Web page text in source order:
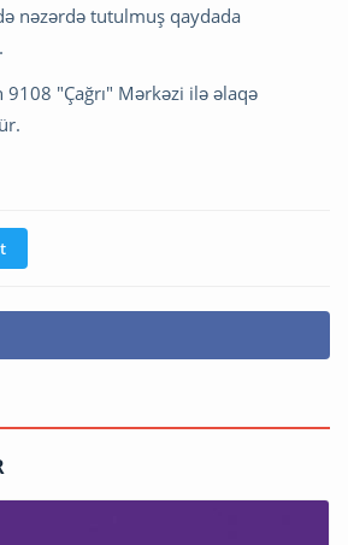
nəzərdə tutulmuş qaydada
"Çağrı" Mərkəzi ilə əlaqə